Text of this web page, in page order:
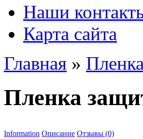
Наши
Карта сайта
Главная »
Пленка
Information Описание Отзывы (0)